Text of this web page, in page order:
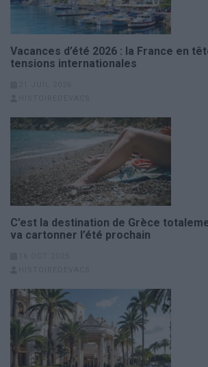
Vacances d’été 2026 : la France en
tensions internationales
C’est la destination de Grèce
va cartonner l’été prochain